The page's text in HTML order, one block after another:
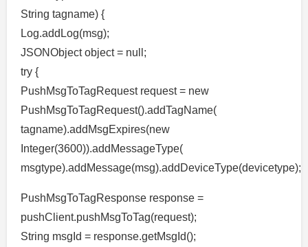
String tagname) {
Log.addLog(msg);
JSONObject object = null;
try {
PushMsgToTagRequest request = new
PushMsgToTagRequest().addTagName(
tagname).addMsgExpires(new
Integer(3600)).addMessageType(
msgtype).addMessage(msg).addDeviceType(devicetype);
PushMsgToTagResponse response =
pushClient.pushMsgToTag(request);
String msgId = response.getMsgId();